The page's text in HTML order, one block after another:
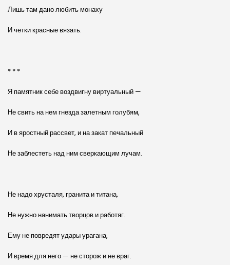
Лишь там дано любить монаху
И четки красные вязать.
* * *
Я памятник себе воздвигну виртуальный —
Не свить на нем гнезда залетным голубям,
И в яростный рассвет, и на закат печальный
Не заблестеть над ним сверкающим лучам.
Не надо хрусталя, гранита и титана,
Не нужно нанимать творцов и работяг.
Ему не повредят удары урагана,
И время для него — не сторож и не враг.